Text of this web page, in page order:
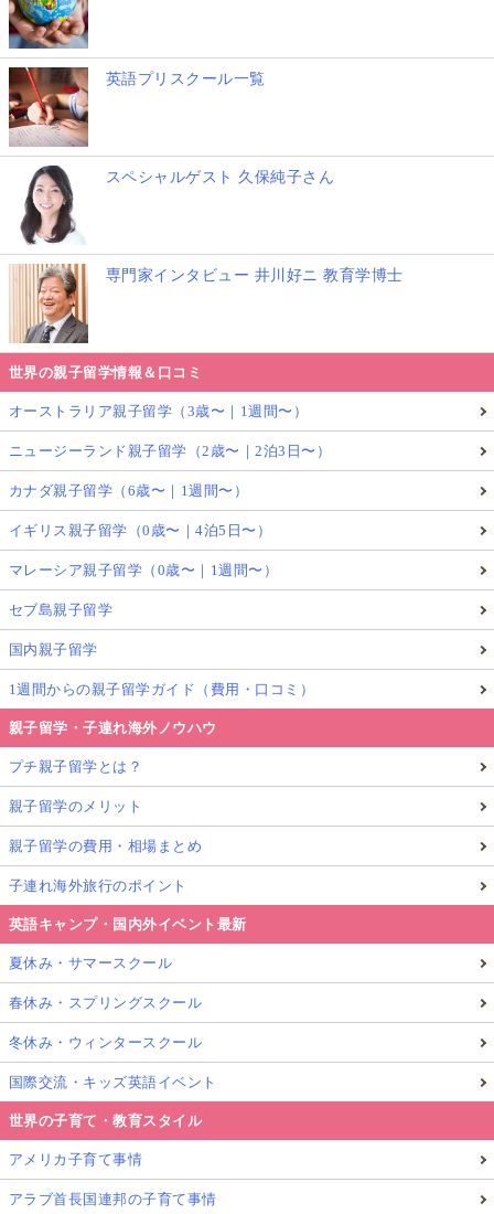
英語プリスクール一覧
スペシャルゲスト 久保純子さん
専門家インタビュー 井川好ニ 教育学博士
世界の親子留学情報＆口コミ
オーストラリア親子留学（3歳〜｜1週間〜）
ニュージーランド親子留学（2歳〜｜2泊3日〜）
カナダ親子留学（6歳〜｜1週間〜）
イギリス親子留学（0歳〜｜4泊5日〜）
マレーシア親子留学（0歳〜｜1週間〜）
セブ島親子留学
国内親子留学
1週間からの親子留学ガイド（費用・口コミ）
親子留学・子連れ海外ノウハウ
プチ親子留学とは？
親子留学のメリット
親子留学の費用・相場まとめ
子連れ海外旅行のポイント
英語キャンプ・国内外イベント最新
夏休み・サマースクール
春休み・スプリングスクール
冬休み・ウィンタースクール
国際交流・キッズ英語イベント
世界の子育て・教育スタイル
アメリカ子育て事情
アラブ首長国連邦の子育て事情